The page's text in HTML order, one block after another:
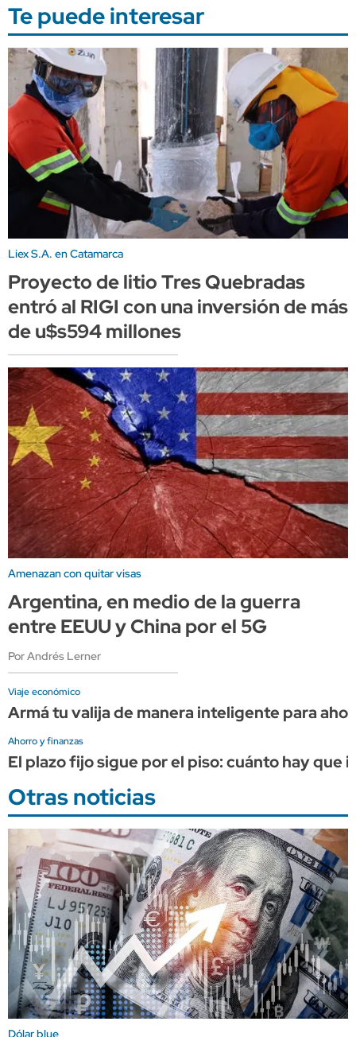
Te puede interesar
Liex S.A. en Catamarca
Proyecto de litio Tres Quebradas
entró al RIGI con una inversión de más
de u$s594 millones
Amenazan con quitar visas
Argentina, en medio de la guerra
entre EEUU y China por el 5G
Por Andrés Lerner
Viaje económico
Armá tu valija de manera inteligente para
Ahorro y finanzas
El plazo fijo sigue por el piso: cuánto hay
Otras noticias